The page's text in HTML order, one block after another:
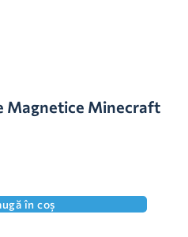
Magnetice Minecraft
în coș